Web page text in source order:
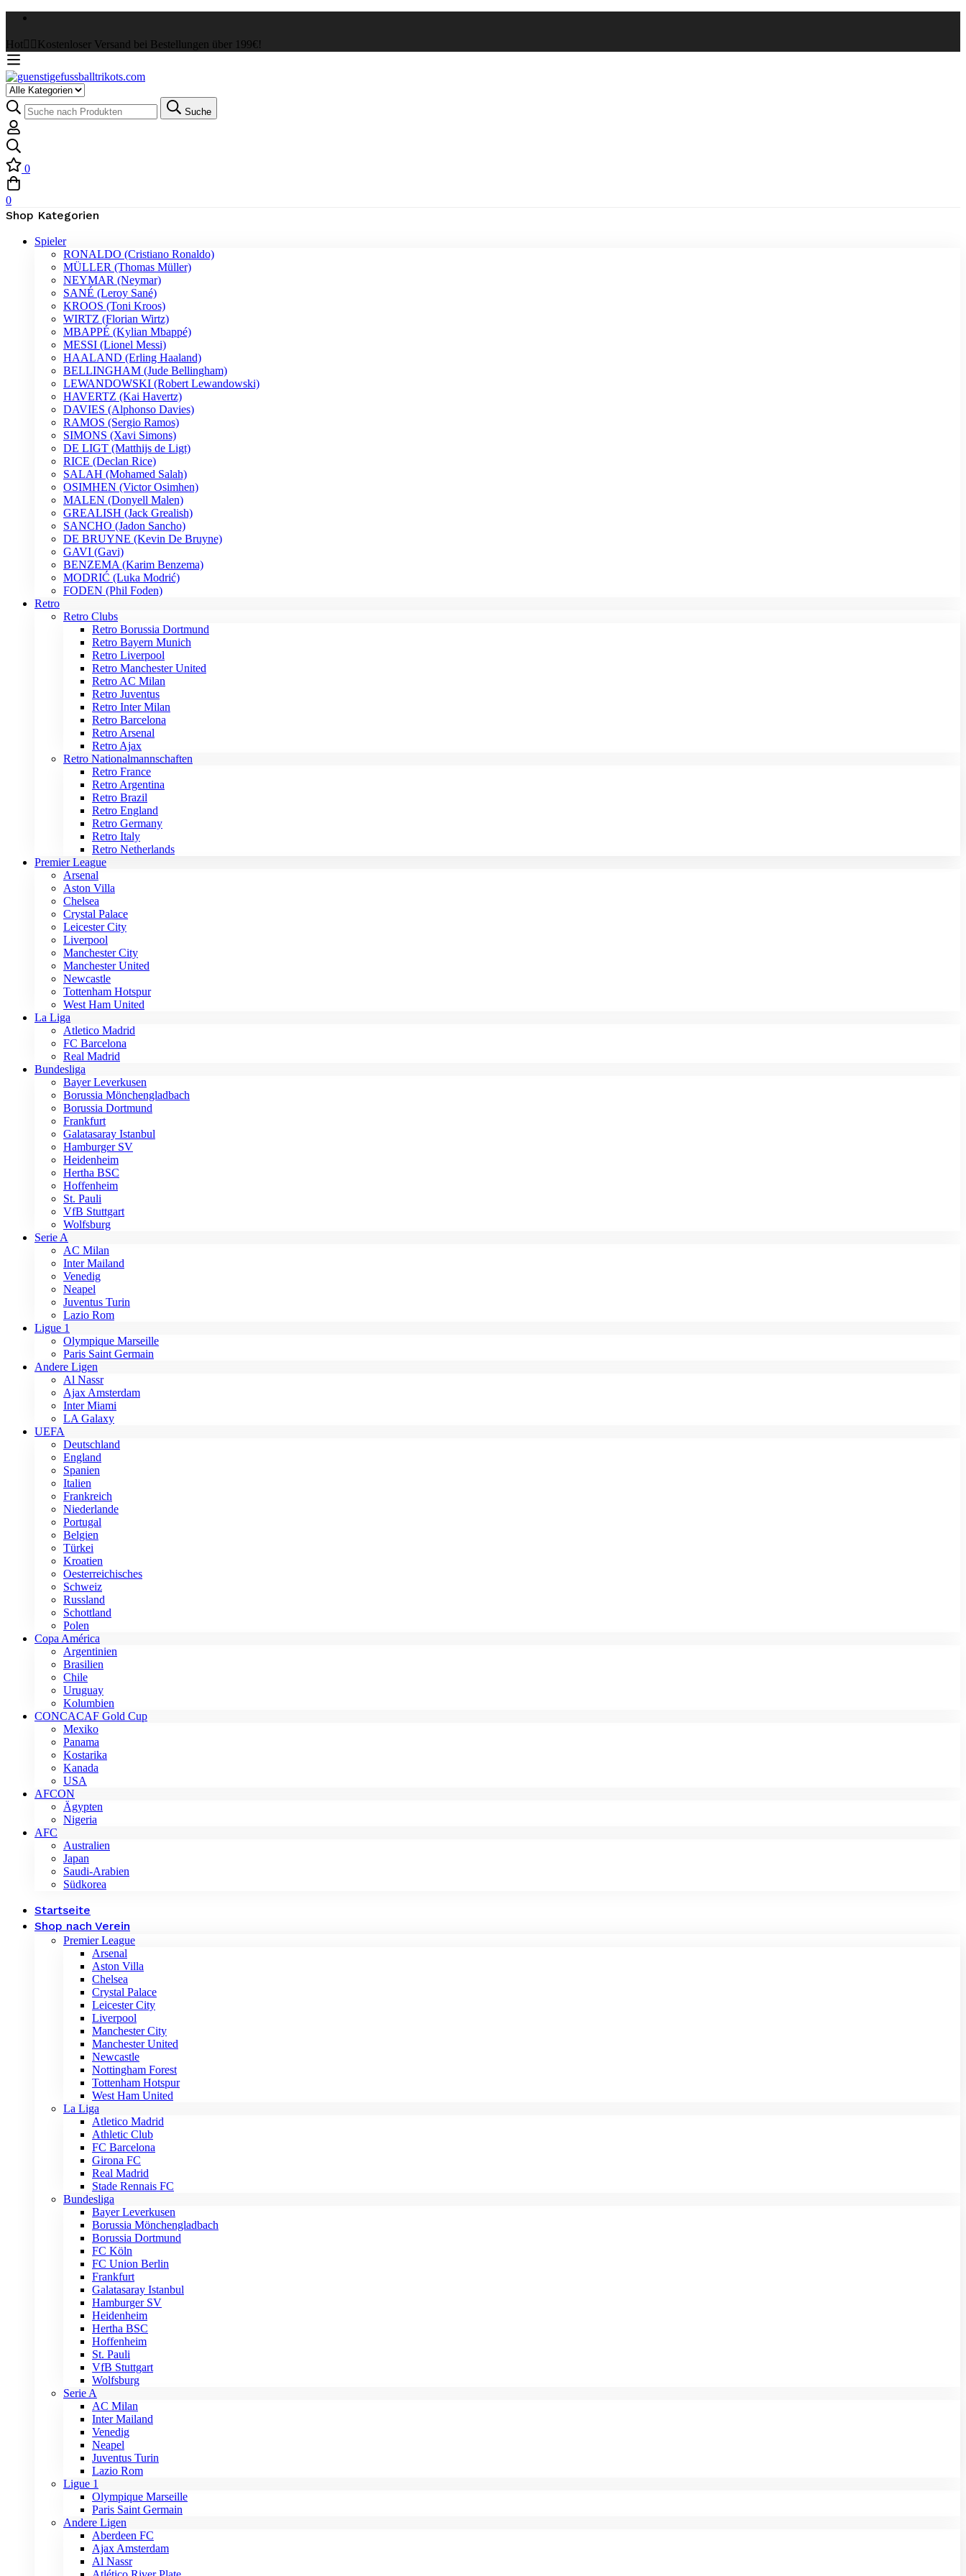
Hot ✌🏼Kostenloser Versand bei Bestellungen über 199€!
Select
a
Category
Suche
nach:
Suche
0
0
Shop Kategorien
Spieler
RONALDO (Cristiano Ronaldo)
MÜLLER (Thomas Müller)
NEYMAR (Neymar)
SANÉ (Leroy Sané)
KROOS (Toni Kroos)
WIRTZ (Florian Wirtz)
MBAPPÉ (Kylian Mbappé)
MESSI (Lionel Messi)
HAALAND (Erling Haaland)
BELLINGHAM (Jude Bellingham)
LEWANDOWSKI (Robert Lewandowski)
HAVERTZ (Kai Havertz)
DAVIES (Alphonso Davies)
RAMOS (Sergio Ramos)
SIMONS (Xavi Simons)
DE LIGT (Matthijs de Ligt)
RICE (Declan Rice)
SALAH (Mohamed Salah)
OSIMHEN (Victor Osimhen)
MALEN (Donyell Malen)
GREALISH (Jack Grealish)
SANCHO (Jadon Sancho)
DE BRUYNE (Kevin De Bruyne)
GAVI (Gavi)
BENZEMA (Karim Benzema)
MODRIĆ (Luka Modrić)
FODEN (Phil Foden)
Retro
Retro Clubs
Retro Borussia Dortmund
Retro Bayern Munich
Retro Liverpool
Retro Manchester United
Retro AC Milan
Retro Juventus
Retro Inter Milan
Retro Barcelona
Retro Arsenal
Retro Ajax
Retro Nationalmannschaften
Retro France
Retro Argentina
Retro Brazil
Retro England
Retro Germany
Retro Italy
Retro Netherlands
Premier League
Arsenal
Aston Villa
Chelsea
Crystal Palace
Leicester City
Liverpool
Manchester City
Manchester United
Newcastle
Tottenham Hotspur
West Ham United
La Liga
Atletico Madrid
FC Barcelona
Real Madrid
Bundesliga
Bayer Leverkusen
Borussia Mönchengladbach
Borussia Dortmund
Frankfurt
Galatasaray Istanbul
Hamburger SV
Heidenheim
Hertha BSC
Hoffenheim
St. Pauli
VfB Stuttgart
Wolfsburg
Serie A
AC Milan
Inter Mailand
Venedig
Neapel
Juventus Turin
Lazio Rom
Ligue 1
Olympique Marseille
Paris Saint Germain
Andere Ligen
Al Nassr
Ajax Amsterdam
Inter Miami
LA Galaxy
UEFA
Deutschland
England
Spanien
Italien
Frankreich
Niederlande
Portugal
Belgien
Türkei
Kroatien
Oesterreichisches
Schweiz
Russland
Schottland
Polen
Copa América
Argentinien
Brasilien
Chile
Uruguay
Kolumbien
CONCACAF Gold Cup
Mexiko
Panama
Kostarika
Kanada
USA
AFCON
Ägypten
Nigeria
AFC
Australien
Japan
Saudi-Arabien
Südkorea
Startseite
Shop nach Verein
Premier League
Arsenal
Aston Villa
Chelsea
Crystal Palace
Leicester City
Liverpool
Manchester City
Manchester United
Newcastle
Nottingham Forest
Tottenham Hotspur
West Ham United
La Liga
Atletico Madrid
Athletic Club
FC Barcelona
Girona FC
Real Madrid
Stade Rennais FC
Bundesliga
Bayer Leverkusen
Borussia Mönchengladbach
Borussia Dortmund
FC Köln
FC Union Berlin
Frankfurt
Galatasaray Istanbul
Hamburger SV
Heidenheim
Hertha BSC
Hoffenheim
St. Pauli
VfB Stuttgart
Wolfsburg
Serie A
AC Milan
Inter Mailand
Venedig
Neapel
Juventus Turin
Lazio Rom
Ligue 1
Olympique Marseille
Paris Saint Germain
Andere Ligen
Aberdeen FC
Ajax Amsterdam
Al Nassr